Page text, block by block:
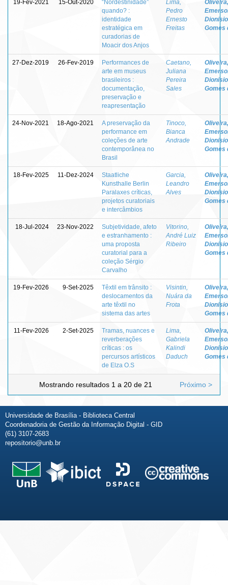
19-Fev-2021 15-Out-2020
“Nordestinidade”
quando? :
identidade
estratégica em
curadorias de
Moacir dos Anjos
Lima,
Pedro
Ernesto
Freitas
Oliveira,
Dionisio
Gomes
27-Dez-2019 26-Fev-2019
Performances de
arte em museus
brasileiros :
documentação,
preservação e
reapresentação
Caetano,
Juliana
Pereira
Sales
Oliveira,
Dionisio
Gomes
24-Nov-2021 18-Ago-2021
A preservação da
performance em
coleções de arte
contemporânea no
Brasil
Tinoco,
Bianca
Andrade
Oliveira,
Dionisio
Gomes
18-Fev-2025 11-Dez-2024
Staatliche
Kunsthalle Berlin
Paralaxes críticas,
projetos curatoriais
e intercâmbios
Garcia,
Leandro
Alves
Oliveira,
Dionisio
Gomes
18-Jul-2024 23-Nov-2022
Subjetividade, afeto
e estranhamento :
uma proposta
curatorial para a
coleção Sérgio
Carvalho
Vitorino,
André Luiz
Ribeiro
Oliveira,
Dionisio
Gomes
19-Fev-2026 9-Set-2025
Têxtil em trânsito :
deslocamentos da
arte têxtil no
sistema das artes
Visintin,
Nuára da
Frota
Oliveira,
Dionisio
Gomes
11-Fev-2026 2-Set-2025
Tramas, nuances e
reverberações
críticas : os
percursos artísticos
de Elza O.S
Lima,
Gabriela
Kalindi
Daduch
Oliveira,
Dionisio
Gomes
Mostrando resultados 1 a 20 de 21 Próximo >
Universidade de Brasília - Biblioteca Central
Coordenadoria de Gestão da Informação Digital - GID
(61) 3107-2683
repositorio@unb.br